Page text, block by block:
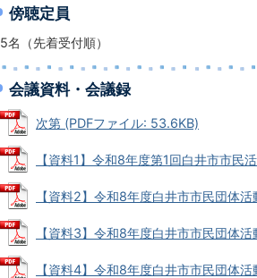
傍聴定員
5名（先着受付順）
会議資料・会議録
次第 (PDFファイル: 53.6KB)
【資料1】令和8年度第1回白井市市民
【資料2】令和8年度白井市市民団体
【資料3】令和8年度白井市市民団体
【資料4】令和8年度白井市市民団体